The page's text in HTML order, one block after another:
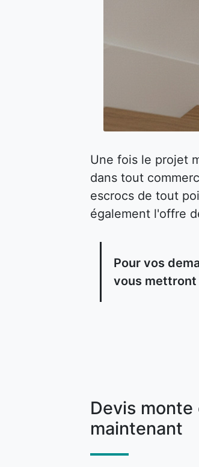
Une fois le projet
dans tout
escrocs de tout
également l'offre
Pour vos
vous mettront
Devis
maintenant